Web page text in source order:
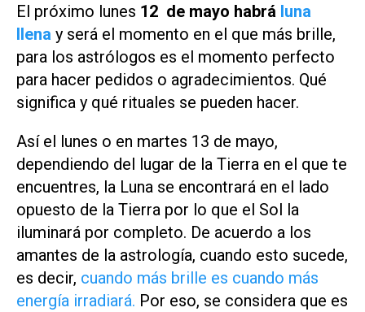
El próximo lunes 12 de mayo habrá luna
llena y será el momento en el que más brille,
para los astrólogos es el momento perfecto
para hacer pedidos o agradecimientos. Qué
significa y qué rituales se pueden hacer.
Así el lunes o en martes 13 de mayo,
dependiendo del lugar de la Tierra en el que te
encuentres, la Luna se encontrará en el lado
opuesto de la Tierra por lo que el Sol la
iluminará por completo. De acuerdo a los
amantes de la astrología, cuando esto sucede,
es decir, cuando más brille es cuando más
energía irradiará. Por eso, se considera que es